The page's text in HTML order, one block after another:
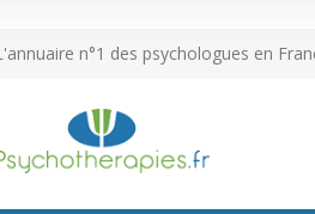
n°1 des psychologues en